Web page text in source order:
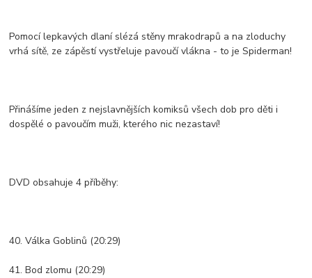
Pomocí lepkavých dlaní slézá stěny mrakodrapů a na zloduchy
vrhá sítě, ze zápěstí vystřeluje pavoučí vlákna - to je Spiderman!
Přinášíme jeden z nejslavnějších komiksů všech dob pro děti i
dospělé o pavoučím muži, kterého nic nezastaví!
DVD obsahuje 4 příběhy:
40. Válka Goblinů (20:29)
41. Bod zlomu (20:29)